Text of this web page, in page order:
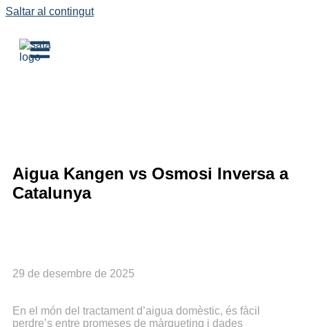
Saltar al contingut
Aigua Kangen vs Osmosi Inversa a
Catalunya
29 de desembre de 2025
En el món del tractament d’aigua domèstic, és fàcil
perdre’s entre promeses de màrqueting i dades